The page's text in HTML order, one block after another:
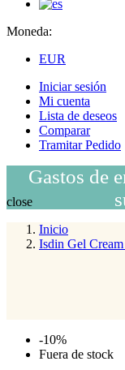
Moneda:
EUR
Iniciar sesión
Mi cuenta
Lista de deseos
Comparar
Tramitar Pedido
Gastos de
close
Inicio
Isdin Gel
-10%
Fuera de stock